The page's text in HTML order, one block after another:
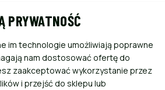
PRYWATNOŚĆ
im technologie umożliwiają poprawne
nam dostosować ofertę do
zaakceptować wykorzystanie przez
i przejść do sklepu lub